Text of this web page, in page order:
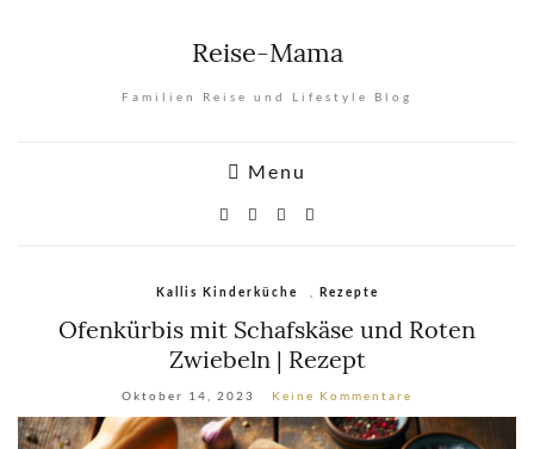
Reise-Mama
Familien Reise und Lifestyle Blog
Menu
Kallis Kinderküche Rezepte
Ofenkürbis mit Schafskäse und Roten
Zwiebeln | Rezept
Oktober 14, 2023 Keine Kommentare